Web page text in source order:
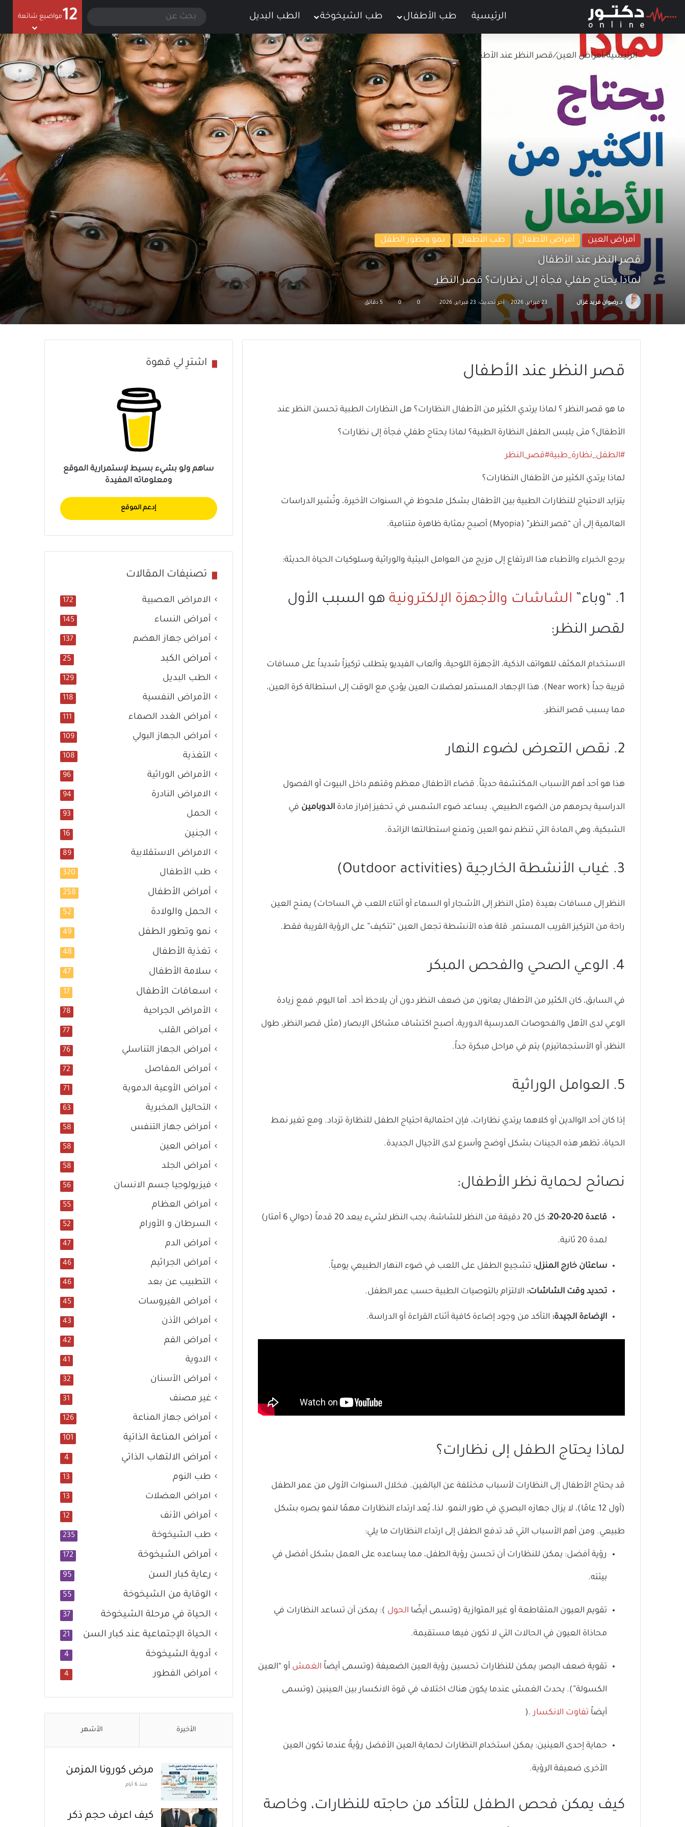
الرئيسية طب الأطفال طب الشيخوخة الطب البديل تسجيل الدخول
الوضع المظلم
عن
12 مواضيع شائعة
الرئيسية/أمراض العين/قصر النظر عند الأطفال
أمراض العين أمراض الأطفال طب الأطفال نمو وتطور الطفل
قصر النظر عند الأطفال
لماذا يحتاج طفلي فجأة إلى نظارات؟ قصر النظر
د.رضوان فريد غزال
أرسل
بريدا
23 فبراير، 2026 آخر تحديث: 23 فبراير، 2026 0
0
قصر النظر عند الأطفال
ما هو قصر النظر ؟ لماذا يرتدي الكثير من الأطفال النظارات؟ هل النظارات الطبية تحسن النظر عند
الأطفال؟ متى يلبس الطفل النظارة الطبية؟ لماذا يحتاج طفلي فجأة إلى نظارات؟
#الطفل_نظارة_طبية#قصر_النظر
لماذا يرتدي الكثير من الأطفال النظارات؟
يتزايد الاحتياج للنظارات الطبية بين الأطفال بشكل ملحوظ في السنوات الأخيرة، وتُشير الدراسات
العالمية إلى أن “قصر النظر” (Myopia) أصبح بمثابة ظاهرة متنامية.
يرجع الخبراء والأطباء هذا الارتفاع إلى مزيج من العوامل البيئية والوراثية وسلوكيات الحياة الحديثة:
1. “وباء” الشاشات والأجهزة الإلكترونية هو السبب الأول
لقصر النظر:
الاستخدام المكثف للهواتف الذكية، الأجهزة اللوحية، وألعاب الفيديو يتطلب تركيزاً شديداً على مسافات
قريبة جداً (Near work). هذا الإجهاد المستمر لعضلات العين يؤدي مع الوقت إلى استطالة كرة العين،
مما يسبب قصر النظر.
2. نقص التعرض لضوء النهار
هذا هو أحد أهم الأسباب المكتشفة حديثاً. قضاء الأطفال معظم وقتهم داخل البيوت أو الفصول
الدراسية يحرمهم من الضوء الطبيعي. يساعد ضوء الشمس في تحفيز إفراز مادة الدوبامين في
الشبكية، وهي المادة التي تنظم نمو العين وتمنع استطالتها الزائدة.
3. غياب الأنشطة الخارجية (Outdoor activities)
النظر إلى مسافات بعيدة (مثل النظر إلى الأشجار أو السماء أو أثناء اللعب في الساحات) يمنح العين
راحة من التركيز القريب المستمر. قلة هذه الأنشطة تجعل العين “تتكيف” على الرؤية القريبة فقط.
4. الوعي الصحي والفحص المبكر
في السابق، كان الكثير من الأطفال يعانون من ضعف النظر دون أن يلاحظ أحد. أما اليوم، فمع زيادة
الوعي لدى الأهل والفحوصات المدرسية الدورية، أصبح اكتشاف مشاكل الإبصار (مثل قصر النظر، طول
النظر، أو الأستجماتيزم) يتم في مراحل مبكرة جداً.
5. العوامل الوراثية
إذا كان أحد الوالدين أو كلاهما يرتدي نظارات، فإن احتمالية احتياج الطفل للنظارة تزداد. ومع تغير نمط
الحياة، تظهر هذه الجينات بشكل أوضح وأسرع لدى الأجيال الجديدة.
نصائح لحماية نظر الأطفال:
قاعدة 20-20-20: كل 20 دقيقة من النظر للشاشة، يجب النظر لشيء يبعد 20 قدماً (حوالي 6 أمتار)
لمدة 20 ثانية.
ساعتان خارج المنزل: تشجيع الطفل على اللعب في ضوء النهار الطبيعي يومياً.
تحديد وقت الشاشات: الالتزام بالتوصيات الطبية حسب عمر الطفل.
الإضاءة الجيدة: التأكد من وجود إضاءة كافية أثناء القراءة أو الدراسة.
لماذا يحتاج الطفل إلى نظارات؟
قد يحتاج الأطفال إلى النظارات لأسباب مختلفة عن البالغين. فخلال السنوات الأولى من عمر الطفل
(أول 12 عامًا)، لا يزال جهازه البصري في طور النمو. لذا، يُعد ارتداء النظارات مهمًا لنمو بصره بشكل
طبيعي. ومن أهم الأسباب التي قد تدفع الطفل إلى ارتداء النظارات ما يلي:
رؤية أفضل: يمكن للنظارات أن تحسن رؤية الطفل، مما يساعده على العمل بشكل أفضل في
بيئته.
تقويم العيون المتقاطعة أو غير المتوازية (وتسمى أيضًا الحول ): يمكن أن تساعد النظارات في
محاذاة العيون في الحالات التي لا تكون فيها مستقيمة.
تقوية ضعف البصر: يمكن للنظارات تحسين رؤية العين الضعيفة (وتسمى أيضاً الغمش أو “العين
الكسولة”). يحدث الغمش عندما يكون هناك اختلاف في قوة الانكسار بين العينين (وتسمى
أيضاً تفاوت الانكسار ).
حماية إحدى العينين: يمكن استخدام النظارات لحماية العين الأفضل رؤيةً عندما تكون العين
الأخرى ضعيفة الرؤية.
كيف يمكن فحص الطفل للتأكد من حاجته للنظارات، وخاصة
اشترِ لي قهوة
ساهم ولو بشيء بسيط لإستمرارية الموقع
ومعلوماته المفيدة
إدعم الموقع
تصنيفات المقالات
الامراض العصبية 172
أمراض النساء 145
أمراض جهاز الهضم 137
أمراض الكبد 25
الطب البديل 129
الأمراض النفسية 118
أمراض الغدد الصماء 111
أمراض الجهاز البولي 109
التغذية 108
الأمراض الوراثية 96
الامراض النادرة 94
الحمل 93
الجنين 16
الامراض الاستقلابية 89
طب الأطفال 320
أمراض الأطفال 258
الحمل والولادة 52
نمو وتطور الطفل 49
تغذية الأطفال 48
سلامة الأطفال 47
اسعافات الأطفال 17
الأمراض الجراحية 78
أمراض القلب 77
أمراض الجهاز التناسلي 76
أمراض المفاصل 72
أمراض الأوعية الدموية 71
التحاليل المخبرية 63
أمراض جهاز التنفس 58
أمراض العين 58
أمراض الجلد 58
فيزيولوجيا جسم الانسان 56
أمراض العظام 55
السرطان و الأورام 52
أمراض الدم 47
أمراض الجراثيم 46
التطبيب عن بعد 46
أمراض الفيروسات 45
أمراض الأذن 43
أمراض الفم 42
الادوية 41
أمراض الأسنان 32
غير مصنف 31
أمراض جهاز المناعة 126
أمراض المناعة الذاتية 101
أمراض الالتهاب الذاتي 4
طب النوم 13
امراض العضلات 13
أمراض الأنف 12
طب الشيخوخة 235
أمراض الشيخوخة 172
رعاية كبار السن 95
الوقاية من الشيخوخة 55
الحياة في مرحلة الشيخوخة 37
الحياة الإجتماعية عند كبار السن 21
أدوية الشيخوخة 4
أمراض الفطور 4
الأخيرة الأشهر
مرض كورونا المزمن
منذ 6 أيام
كيف اعرف حجم ذكر